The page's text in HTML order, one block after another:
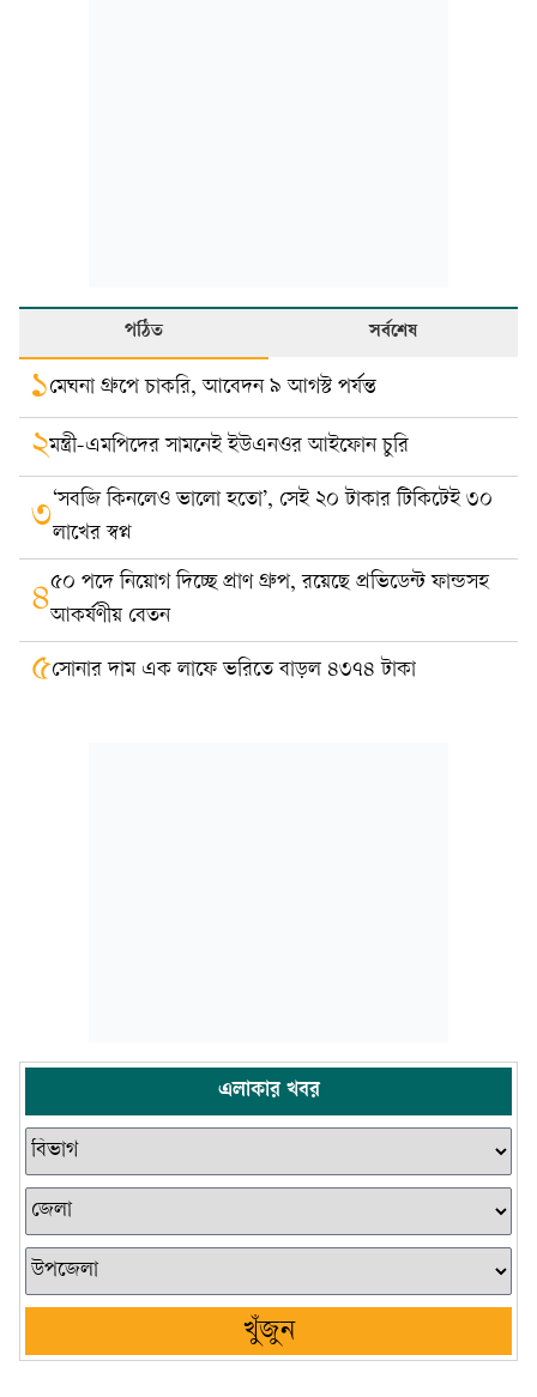
পঠিত সর্বশেষ
১মেঘনা গ্রুপে চাকরি, আবেদন ৯ আগস্ট পর্যন্ত
২মন্ত্রী-এমপিদের সামনেই ইউএনওর আইফোন চুরি
৩‘সবজি কিনলেও ভালো হতো’, সেই ২০ টাকার টিকিটেই ৩০
লাখের স্বপ্ন
৪৫০ পদে নিয়োগ দিচ্ছে প্রাণ গ্রুপ, রয়েছে প্রভিডেন্ট ফান্ডসহ
আকর্ষণীয় বেতন
৫সোনার দাম এক লাফে ভরিতে বাড়ল ৪৩৭৪ টাকা
এলাকার খবর
খুঁজুন